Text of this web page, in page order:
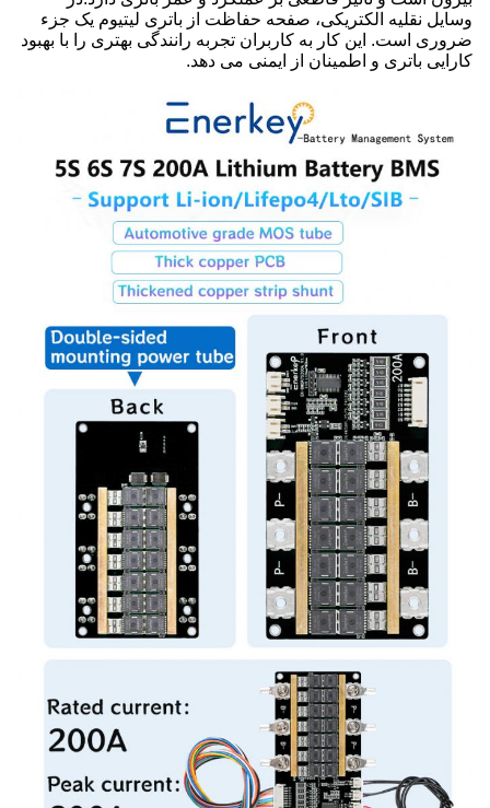
وسایل نقلیه الکتریکی، صفحه حفاظت از باتری لیتیوم یک جزء
ضروری است. این کار به کاربران تجربه رانندگی بهتری را با بهبود
کارایی باتری و اطمینان از ایمنی می دهد.